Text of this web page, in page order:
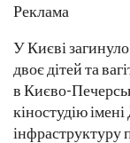
Реклама
У Києві
двоє дітей та
в Києво-
кіностудію
інфраструктуру